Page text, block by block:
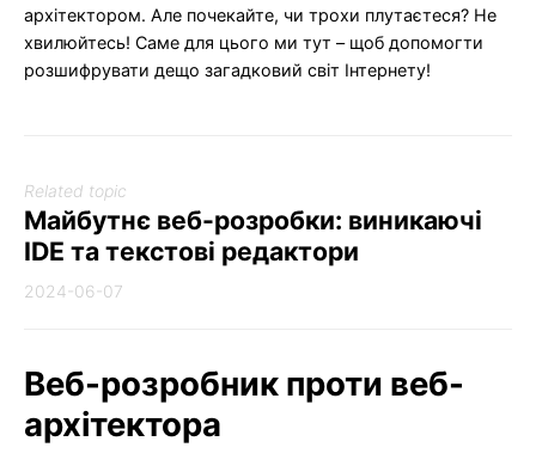
архітектором. Але почекайте, чи трохи плутаєтеся? Не
хвилюйтесь! Саме для цього ми тут – щоб допомогти
розшифрувати дещо загадковий світ Інтернету!
Related topic
Майбутнє веб-розробки: виникаючі
IDE та текстові редактори
2024-06-07
Веб-розробник проти веб-
архітектора